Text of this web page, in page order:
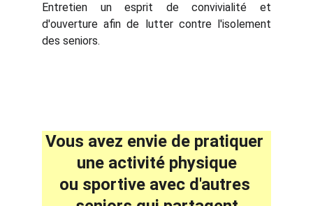
Entretien un esprit de convivialité et
d'ouverture afin de lutter contre l'isolement
des seniors.
Vous avez envie de pratiquer
une activité physique
ou sportive avec d'autres